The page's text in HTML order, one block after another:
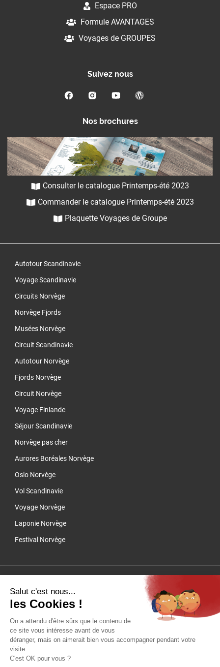
Espace PRO
Formule AVANTAGES
Voyages de GROUPES
Suivez nous
Nos brochures
Consulter le catalogue Printemps-été 2023
Commander le catalogue Printemps-été 2023
Plaquette Voyages de Groupe
Autotour Scandinavie
Voyage Scandinavie
Circuits Norvège
Norvège Fjords
Musées Norvège
Circuit Scandinavie
Autotour Norvège
Fjords Norvège
Circuit Norvège
Voyage Finlande
Séjour Scandinavie
Norvège pas cher
Aurores Boréales Norvège
Oslo Norvège
Vol Scandinavie
Voyage Norvège
Laponie Norvège
Festival Norvège
Cliquez-ici pour modifier vos préférences en matière de cookies